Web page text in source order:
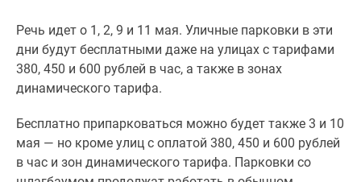
Продавцы
застройщики
Панорамы
новостроек
Видеообзор
новостроек
Экспертиза
новостроек
Речь идет о 1, 2, 9 и 11 мая. Уличные парковки в эти
дни будут бесплатными даже на улицах с тарифами
380, 450 и 600 рублей в час, а также в зонах
динамического тарифа.
Бесплатно припарковаться можно будет также 3 и 10
мая — но кроме улиц с оплатой 380, 450 и 600 рублей
в час и зон динамического тарифа. Парковки со